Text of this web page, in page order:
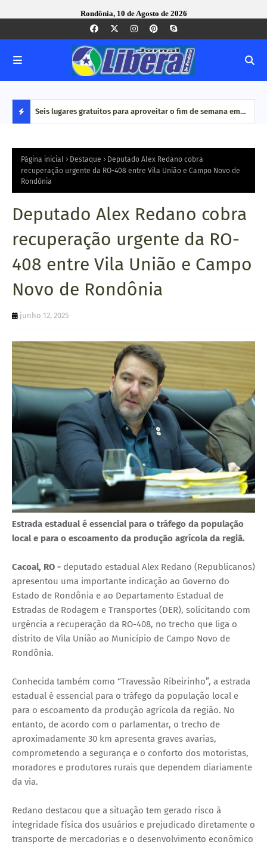
Rondônia, 10 de Agosto de 2026
S
T
Seis lugares gratuitos para aproveitar o fim de semana em
Página inicial Destaque
Deputado Alex Redano cobra
recuperação urgente da RO-408 entre Vila União e Campo Novo de
Rondônia
Deputado Alex Redano cobra
recuperação urgente da RO-
408 entre Vila União e Campo
Novo de Rondônia
junho 12, 2025
Estrada estadual é essencial para o tráfego da população
local e para o escoamento da produção agrícola da regiã.
Cacoal, RO - deputado estadual Alex Redano (Republicanos)
apresentou uma importante indicação ao Governo do
Estado de Rondônia e ao Departamento Estadual de
Estradas de Rodagem e Transportes (DER), solicitando com
urgência a recuperação da RO-408, no trecho que liga o
distrito de Vila União ao Município de Campo Novo de
Rondônia.
Conhecida também como “Travessão Ribeirinho”, a estrada
estadual é essencial para o tráfego da população local e
para o escoamento da produção agrícola da região. No
entanto, de acordo com o parlamentar, o trecho de
aproximadamente 30 km apresenta graves avarias,
comprometendo a segurança e o conforto dos motoristas,
moradores e produtores rurais que dependem diariamente
da via.
Redano destacou que a situação tem gerado risco à
integridade física dos usuários e prejudicado diretamente o
transporte de mercadorias e o desenvolvimento econômico